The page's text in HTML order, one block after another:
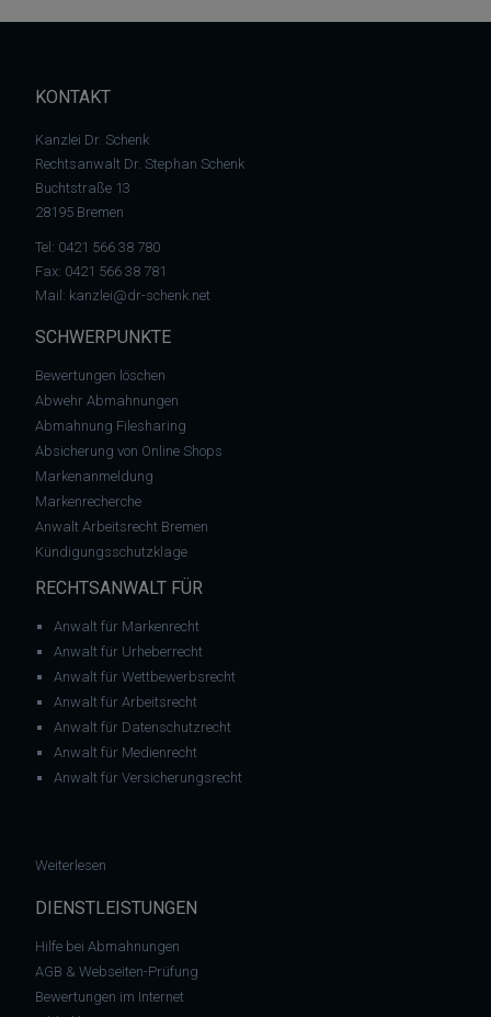
KONTAKT
Kanzlei Dr. Schenk
Rechtsanwalt Dr. Stephan Schenk
Buchtstraße 13
28195 Bremen
Tel: 0421 566 38 780
Fax: 0421 566 38 781
Mail: kanzlei@dr-schenk.net
SCHWERPUNKTE
Bewertungen löschen
Abwehr Abmahnungen
Abmahnung Filesharing
Absicherung von Online Shops
Markenanmeldung
Markenrecherche
Anwalt Arbeitsrecht Bremen
Kündigungsschutzklage
RECHTSANWALT FÜR
Anwalt für Markenrecht
Anwalt für Urheberrecht
Anwalt für Wettbewerbsrecht
Anwalt für Arbeitsrecht
Anwalt für Datenschutzrecht
Anwalt für Medienrecht
Anwalt für Versicherungsrecht
Weiterlesen
DIENSTLEISTUNGEN
Hilfe bei Abmahnungen
AGB & Webseiten-Prüfung
Bewertungen im Internet